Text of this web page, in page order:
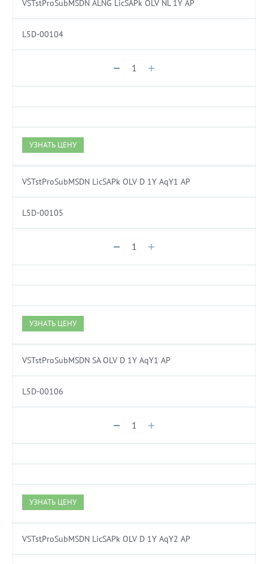
VSTstProSubMSDN ALNG LicSAPk OLV NL 1Y AP
L5D-00104
УЗНАТЬ ЦЕНУ
VSTstProSubMSDN LicSAPk OLV D 1Y AqY1 AP
L5D-00105
УЗНАТЬ ЦЕНУ
VSTstProSubMSDN SA OLV D 1Y AqY1 AP
L5D-00106
УЗНАТЬ ЦЕНУ
VSTstProSubMSDN LicSAPk OLV D 1Y AqY2 AP